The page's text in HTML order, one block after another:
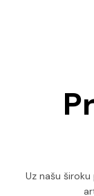
Uz našu